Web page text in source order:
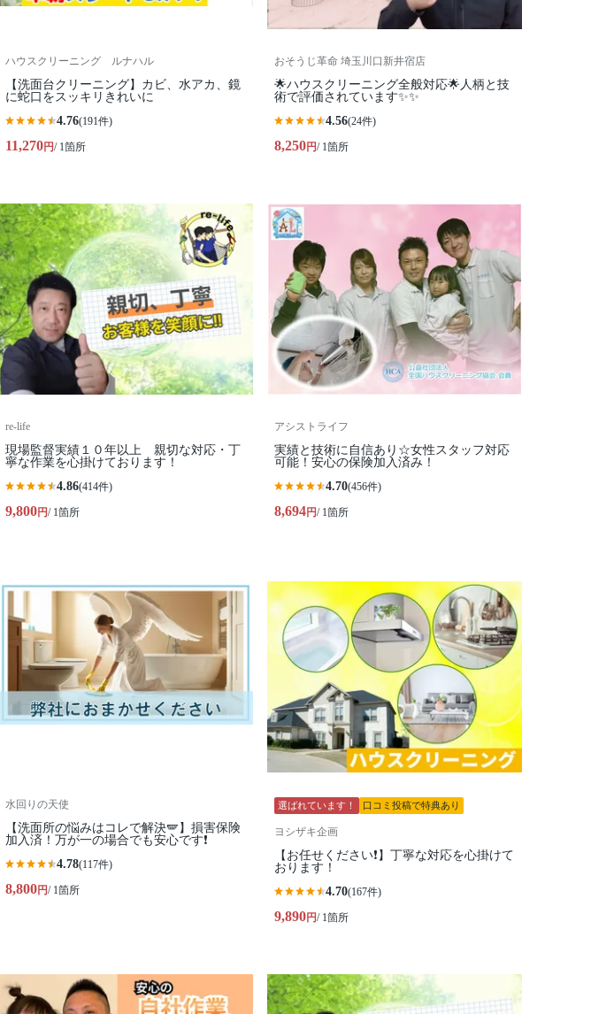
ハウスクリーニング ルナハル
【洗面台クリーニング】カビ、水アカ、鏡
に蛇口をスッキリきれいに
4.76(191件)
11,270円/ 1箇所
おそうじ革命 埼玉川口新井宿店
🌟ハウスクリーニング全般対応🌟人柄と技
術で評価されています✨✨
4.56(24件)
8,250円/ 1箇所
re-life
現場監督実績１０年以上 親切な対応・丁
寧な作業を心掛けております！
4.86(414件)
9,800円/ 1箇所
アシストライフ
実績と技術に自信あり☆女性スタッフ対応
可能！安心の保険加入済み！
4.70(456件)
8,694円/ 1箇所
水回りの天使
【洗面所の悩みはコレで解決🪽】損害保険
加入済！万が一の場合でも安心です❗️
4.78(117件)
8,800円/ 1箇所
選ばれています！ 口コミ投稿で特典あり
ヨシザキ企画
【お任せください❗️】丁寧な対応を心掛けて
おります！
4.70(167件)
9,890円/ 1箇所